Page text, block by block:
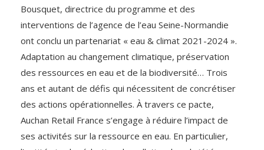
Bousquet, directrice du programme et des
interventions de l’agence de l’eau Seine-Normandie
ont conclu un partenariat « eau & climat 2021-2024 ».
Adaptation au changement climatique, préservation
des ressources en eau et de la biodiversité… Trois
ans et autant de défis qui nécessitent de concrétiser
des actions opérationnelles. À travers ce pacte,
Auchan Retail France s’engage à réduire l’impact de
ses activités sur la ressource en eau. En particulier,